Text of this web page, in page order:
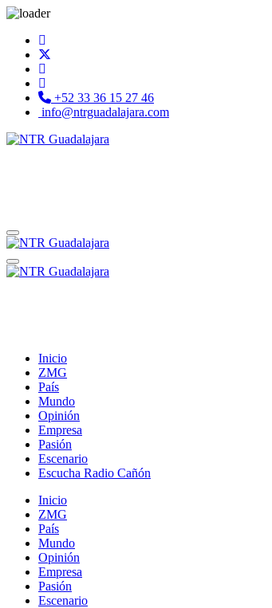
+52 33 36 15 27 46
info@ntrguadalajara.com
Inicio
ZMG
País
Mundo
Opinión
Empresa
Pasión
Escenario
Escucha Radio Cañón
Inicio
ZMG
País
Mundo
Opinión
Empresa
Pasión
Escenario